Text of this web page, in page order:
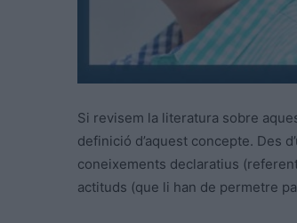
Si revisem la literatura sobre
definició d’aquest concepte. Des
coneixements declaratius
actituds (que li han de permetre